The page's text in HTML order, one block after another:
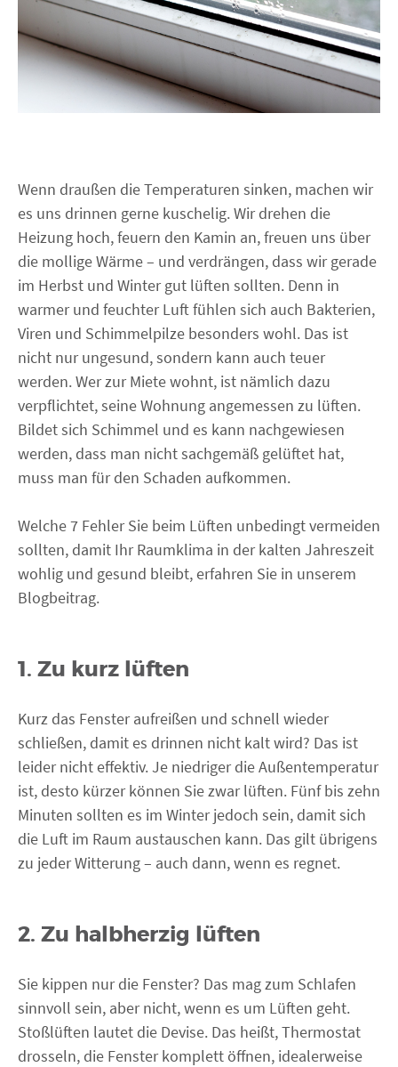
Wenn draußen die Temperaturen sinken, machen wir
es uns drinnen gerne kuschelig. Wir drehen die
Heizung hoch, feuern den Kamin an, freuen uns über
die mollige Wärme – und verdrängen, dass wir gerade
im Herbst und Winter gut lüften sollten. Denn in
warmer und feuchter Luft fühlen sich auch Bakterien,
Viren und Schimmelpilze besonders wohl. Das ist
nicht nur ungesund, sondern kann auch teuer
werden. Wer zur Miete wohnt, ist nämlich dazu
verpflichtet, seine Wohnung angemessen zu lüften.
Bildet sich Schimmel und es kann nachgewiesen
werden, dass man nicht sachgemäß gelüftet hat,
muss man für den Schaden aufkommen.
Welche 7 Fehler Sie beim Lüften unbedingt vermeiden
sollten, damit Ihr Raumklima in der kalten Jahreszeit
wohlig und gesund bleibt, erfahren Sie in unserem
Blogbeitrag.
1. Zu kurz lüften
Kurz das Fenster aufreißen und schnell wieder
schließen, damit es drinnen nicht kalt wird? Das ist
leider nicht effektiv. Je niedriger die Außentemperatur
ist, desto kürzer können Sie zwar lüften. Fünf bis zehn
Minuten sollten es im Winter jedoch sein, damit sich
die Luft im Raum austauschen kann. Das gilt übrigens
zu jeder Witterung – auch dann, wenn es regnet.
2. Zu halbherzig lüften
Sie kippen nur die Fenster? Das mag zum Schlafen
sinnvoll sein, aber nicht, wenn es um Lüften geht.
Stoßlüften lautet die Devise. Das heißt, Thermostat
drosseln, die Fenster komplett öffnen, idealerweise